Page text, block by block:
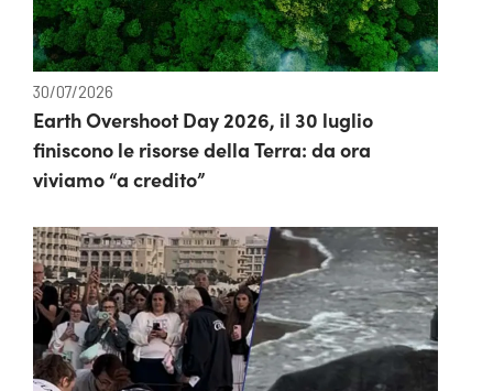
30/07/2026
Earth Overshoot Day 2026, il 30 luglio
finiscono le risorse della Terra: da ora
viviamo “a credito”